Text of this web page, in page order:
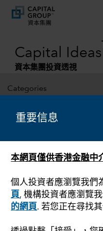
重要信息
本網頁僅供香港金融中
個人投資者應瀏覽我們
頁, 機構投資者應瀏覽
的網頁. 若您正在尋找
Capital Ideas
資本集團投資透視
Categories
市場波動